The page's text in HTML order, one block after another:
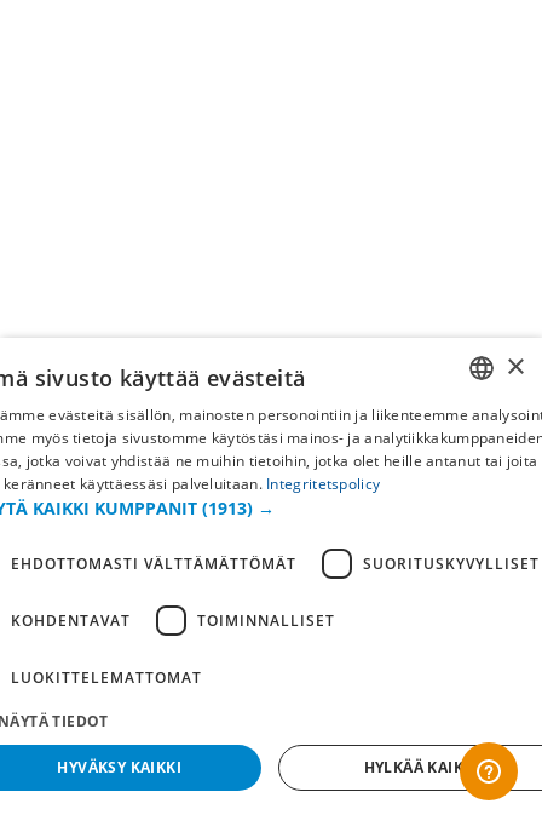
FI
×
sivusto käyttää evästeitä
evästeitä sisällön, mainosten personointiin ja liikenteemme
myös tietoja sivustomme käytöstäsi mainos- ja
jotka voivat yhdistää ne muihin tietoihin, jotka olet heille antanut tai joita
keränneet käyttäessäsi palveluitaan. Integritetspolicy
KAIKKI KUMPPANIT (1913) →
EHDOTTOMASTI VÄLTTÄMÄTTÖMÄT SUORITUSKYVYLLISET
KOHDENTAVAT TOIMINNALLISET
LUOKITTELEMATTOMAT
TIEDOT
HYVÄKSY KAIKKI HYLKÄÄ KAIKKI